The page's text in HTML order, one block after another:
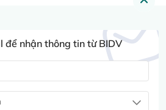
để nhận thông tin từ BIDV